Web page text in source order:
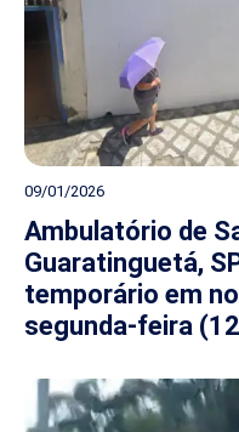
09/01/2026
Ambulatório de
Guaratinguetá,
temporário em
segunda-feira